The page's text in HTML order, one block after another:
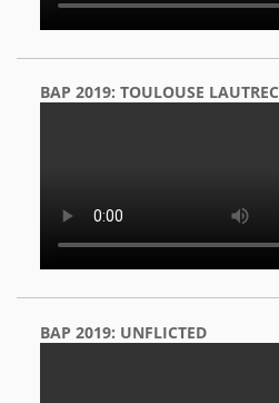
BAP 2019: TOULOUSE LAUTREC
BAP 2019: UNFLICTED